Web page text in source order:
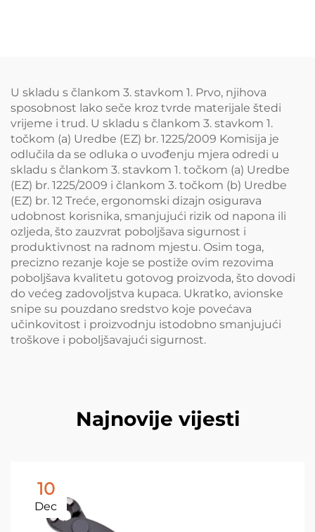
članice, podrijetlom od
države članice,
podrijetlom od države
članice, podrijetlom od
države članice,
podrijetlom od države
članice, podrijet
U skladu s člankom 3. stavkom 1. Prvo, njihova
sposobnost lako seče kroz tvrde materijale štedi
vrijeme i trud. U skladu s člankom 3. stavkom 1.
točkom (a) Uredbe (EZ) br. 1225/2009 Komisija je
odlučila da se odluka o uvođenju mjera odredi u
skladu s člankom 3. stavkom 1. točkom (a) Uredbe
(EZ) br. 1225/2009 i člankom 3. točkom (b) Uredbe
(EZ) br. 12 Treće, ergonomski dizajn osigurava
udobnost korisnika, smanjujući rizik od napona ili
ozljeda, što zauzvrat poboljšava sigurnost i
produktivnost na radnom mjestu. Osim toga,
precizno rezanje koje se postiže ovim rezovima
poboljšava kvalitetu gotovog proizvoda, što dovodi
do većeg zadovoljstva kupaca. Ukratko, avionske
snipe su pouzdano sredstvo koje povećava
učinkovitost i proizvodnju istodobno smanjujući
troškove i poboljšavajući sigurnost.
Najnovije vijesti
10
Dec